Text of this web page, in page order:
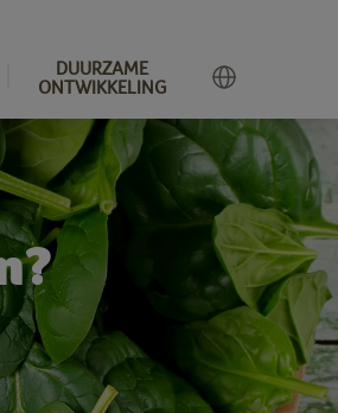
DUURZAME
ONTWIKKELING